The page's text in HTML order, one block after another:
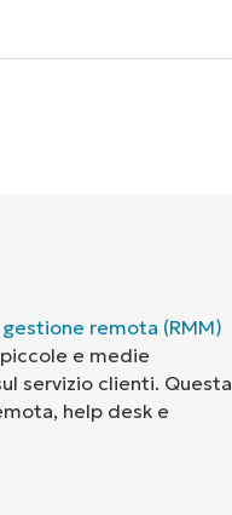
remota (RMM)
e medie
servizio clienti. Questa
help desk e